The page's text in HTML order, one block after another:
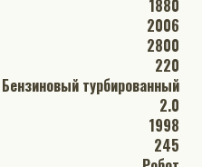
1880
2006
2800
220
Бензиновый турбированный
2.0
1998
245